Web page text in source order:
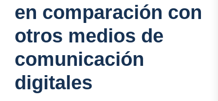
en comparación con
otros medios de
comunicación
digitales